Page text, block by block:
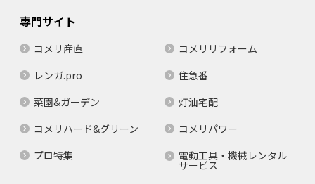
専門サイト
コメリ産直
コメリリフォーム
レンガ.pro
住急番
菜園&ガーデン
灯油宅配
コメリハード&グリーン
コメリパワー
プロ特集
電動工具・機械レンタル
サービス